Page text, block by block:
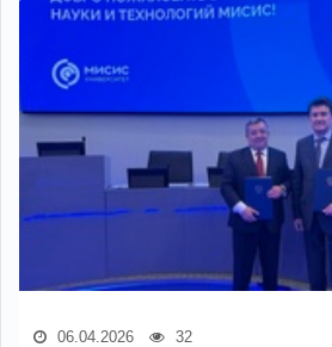
06.04.2026 32